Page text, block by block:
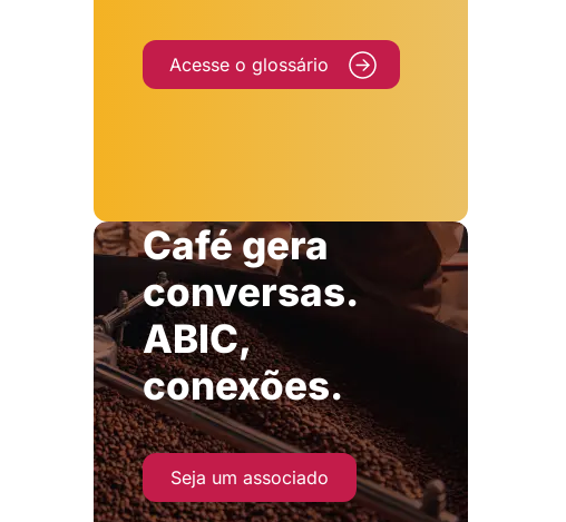
Acesse o glossário
Café gera
conversas.
ABIC,
conexões.
Seja um associado